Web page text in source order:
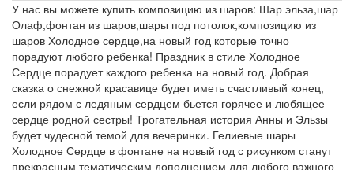
У нас вы можете купить композицию из шаров: Шар эльза,шар
Олаф,фонтан из шаров,шары под потолок,композицию из
шаров Холодное сердце,на новый год которые точно
порадуют любого ребенка! Праздник в стиле Холодное
Сердце порадует каждого ребенка на новый год. Добрая
сказка о снежной красавице будет иметь счастливый конец,
если рядом с ледяным сердцем бьется горячее и любящее
сердце родной сестры! Трогательная история Анны и Эльзы
будет чудесной темой для вечеринки. Гелиевые шары
Холодное Сердце в фонтане на новый год с рисунком станут
прекрасным тематическим дополнением для любого важного